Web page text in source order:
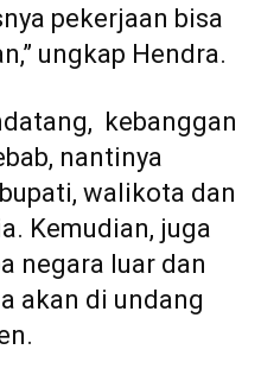
pekerjaan bisa
ungkap Hendra.
kebanggan
nantinya
walikota dan
Kemudian, juga
negara luar dan
akan di undang